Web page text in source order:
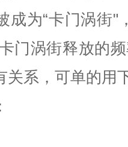
成为“卡门涡街"
门涡街释放的
关系，可单的用